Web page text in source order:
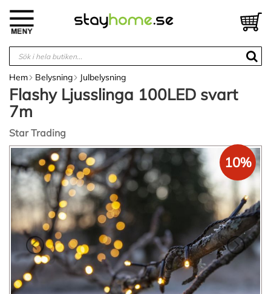
innehållet
Hem Belysning Julbelysning
Flashy Ljusslinga 100LED svart
7m
Star Trading
Hoppa
till
slutet
bildgalleriet
10%